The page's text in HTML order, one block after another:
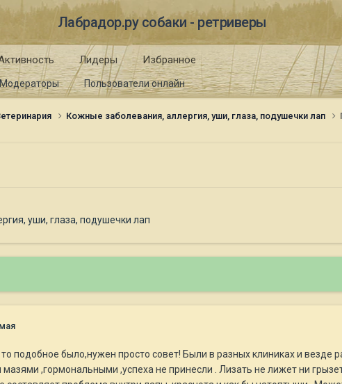
Лабрадор.ру собаки - ретриверы
Модераторы Пользователи онлайн
Лидеры Избранное
Кожные заболевания, аллергия, уши, глаза, подушечки лап
уши, глаза, подушечки лап
подобное было,нужен просто совет! Были в разных клиниках и
мазями ,гормональными ,успеха не принесли . Лизать не лижет ни